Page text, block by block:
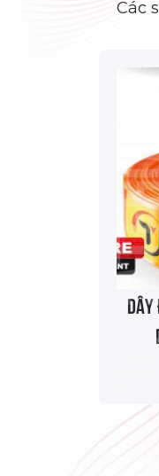
Các
NoDây